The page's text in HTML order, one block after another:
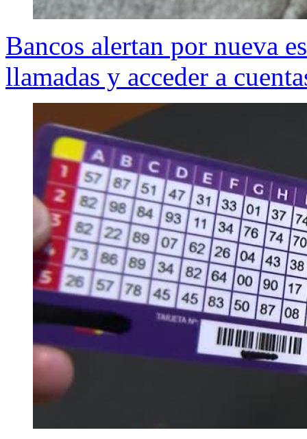
Bancos alertan por nueva
llamadas y acceder a